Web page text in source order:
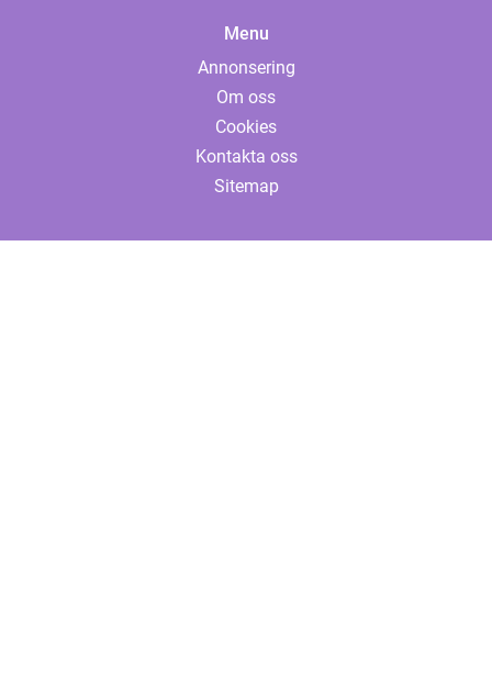
Menu
Annonsering
Om oss
Cookies
Kontakta oss
Sitemap